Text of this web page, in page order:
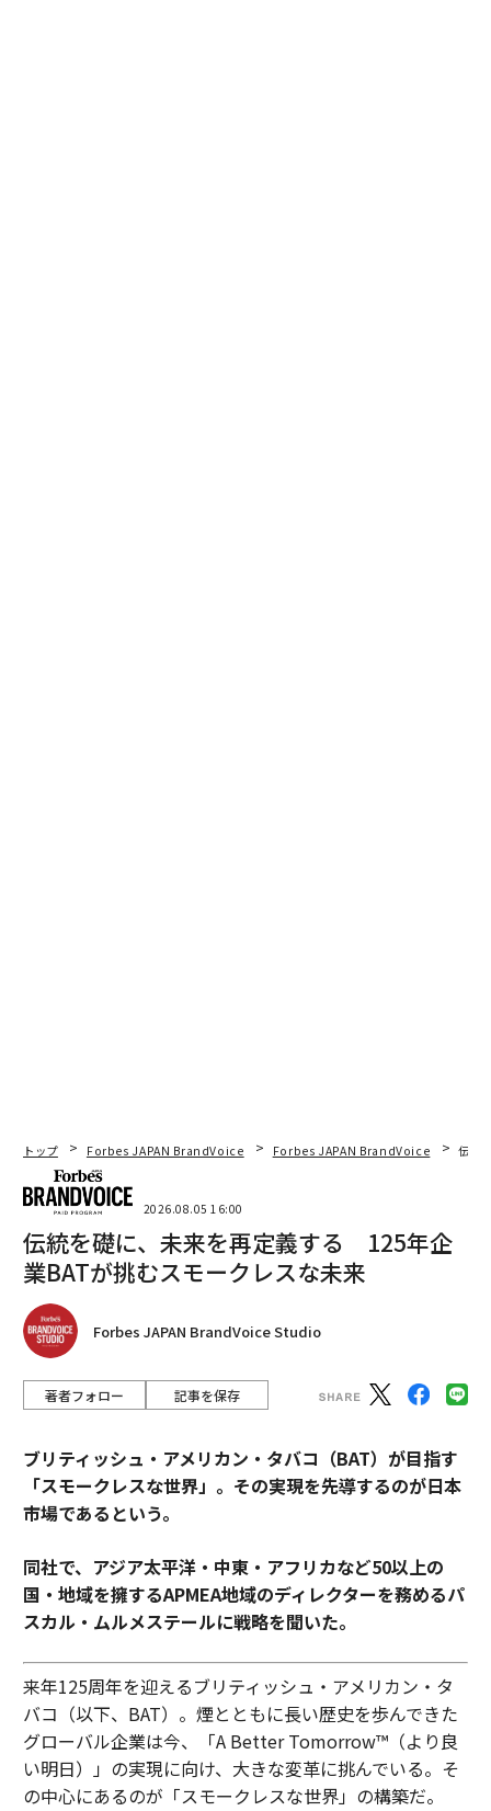
トップ Forbes JAPAN BrandVoice Forbes JAPAN BrandVoice 伝統
2026.08.05 16:00
伝統を礎に、未来を再定義する 125年企
業BATが挑むスモークレスな未来
Forbes JAPAN BrandVoice Studio
著者フォロー 記事を保存
ブリティッシュ・アメリカン・タバコ（BAT）が目指す
「スモークレスな世界」。その実現を先導するのが日本
市場であるという。
同社で、アジア太平洋・中東・アフリカなど50以上の
国・地域を擁するAPMEA地域のディレクターを務めるパ
スカル・ムルメステールに戦略を聞いた。
来年125周年を迎えるブリティッシュ・アメリカン・タ
バコ（以下、BAT）。煙とともに長い歴史を歩んできた
グローバル企業は今、「A Better Tomorrow™（より良
い明日）」の実現に向け、大きな変革に挑んでいる。そ
の中心にあるのが「スモークレスな世界」の構築だ。